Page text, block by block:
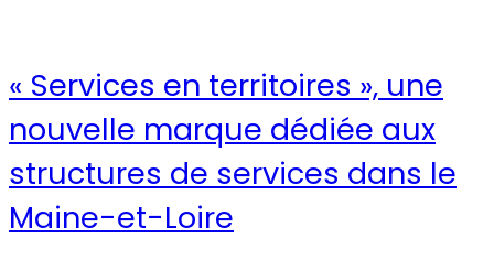
« Services en territoires », une
nouvelle marque dédiée aux
structures de services dans le
Maine-et-Loire